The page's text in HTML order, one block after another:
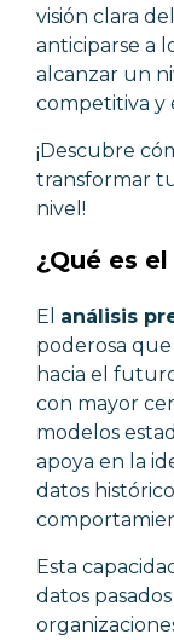
visión clara
anticiparse a
alcanzar un
competitiva y
¡Descubre
transformar
nivel!
¿Qué es
El análisis
poderosa
hacia el
con mayor
modelos
apoya en la
datos
Esta
datos